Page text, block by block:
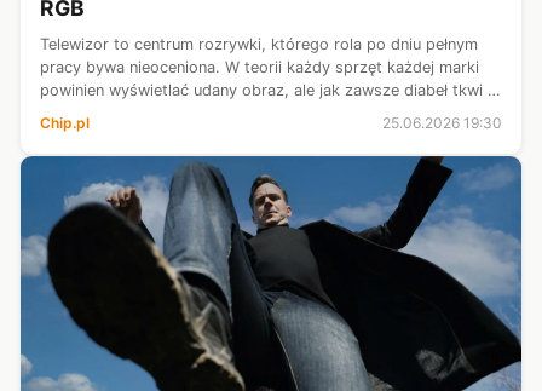
RGB
Telewizor to centrum rozrywki, którego rola po dniu pełnym
pracy bywa nieoceniona. W teorii każdy sprzęt każdej marki
powinien wyświetlać udany obraz, ale jak zawsze diabeł tkwi w
tegoroczne...
Chip.pl 25.06.2026 19:30